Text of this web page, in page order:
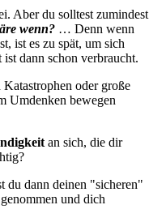
Aber du solltest zumindest
wenn? … Denn wenn
ist es zu spät, um sich
dann schon verbraucht.
oder große
Umdenken bewegen
an sich, die dir
du dann deinen "sicheren"
und dich